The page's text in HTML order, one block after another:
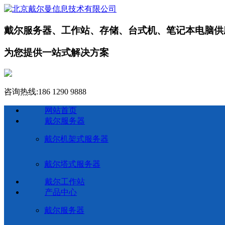
戴尔服务器、工作站、存储、台式机、笔记本电脑
为您提供一站式解决方案
咨询热线:186 1290 9888
网站首页
戴尔服务器
戴尔机架式服务器
戴尔塔式服务器
戴尔工作站
产品中心
戴尔服务器